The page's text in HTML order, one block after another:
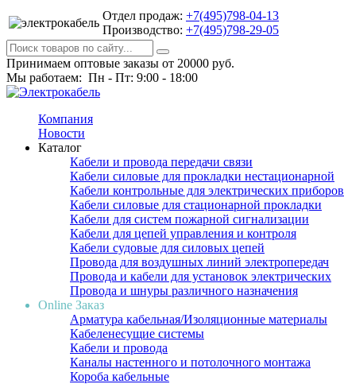
Отдел продаж: +7(495)798-04-13
Производство: +7(495)798-29-05
Принимаем оптовые заказы от 20000 руб.
Мы работаем: Пн - Пт: 9:00 - 18:00
Компания
Новости
Каталог
Кабели и провода передачи связи
Кабели силовые для прокладки нестационарной
Кабели контрольные для электрических приборов
Кабели силовые для стационарной прокладки
Кабели для систем пожарной сигнализации
Кабели для цепей управления и контроля
Кабели судовые для силовых цепей
Провода для воздушных линий электропередач
Провода и кабели для установок электрических
Провода и шнуры различного назначения
Online Заказ
Арматура кабельная/Изоляционные материалы
Кабеленесущие системы
Кабели и провода
Каналы настенного и потолочного монтажа
Короба кабельные